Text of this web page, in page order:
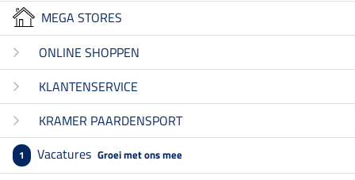
MEGA STORES
ONLINE SHOPPEN
KLANTENSERVICE
KRAMER PAARDENSPORT
1 Vacatures Groei met ons mee